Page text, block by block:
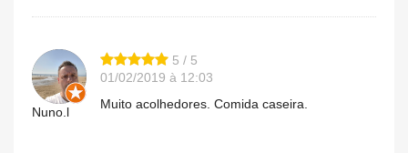
Nuno.l
5 / 5
01/02/2019 à 12:03
Muito acolhedores. Comida caseira.